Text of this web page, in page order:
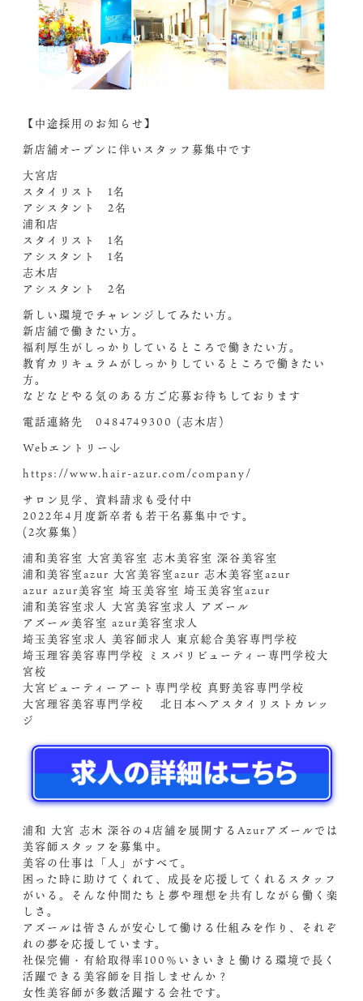
【中途採用のお知らせ】
新店舗オープンに伴いスタッフ募集中です️
大宮店
スタイリスト 1名
アシスタント 2名
浦和店
スタイリスト 1名
アシスタント 1名
志木店
アシスタント 2名
新しい環境でチャレンジしてみたい方。
新店舗で働きたい方。
福利厚生がしっかりしているところで働きたい方。
教育カリキュラムがしっかりしているところで働きたい
方。
などなどやる気のある方ご応募お待ちしております️
電話連絡先 0484749300 (志木店)
Webエントリー↓
https://www.hair-azur.com/company/
サロン見学、資料請求も受付中
2022年4月度新卒者も若干名募集中です。
(2次募集)
浦和美容室 大宮美容室 志木美容室 深谷美容室
浦和美容室azur 大宮美容室azur 志木美容室azur
azur azur美容室 埼玉美容室 埼玉美容室azur
浦和美容室求人 大宮美容室求人 アズール
アズール美容室 azur美容室求人
埼玉美容室求人 美容師求人 東京総合美容専門学校
埼玉理容美容専門学校 ミスパリビューティー専門学校大
宮校
大宮ビューティーアート専門学校 真野美容専門学校
大宮理容美容専門学校 北日本ヘアスタイリストカレッ
ジ
浦和 大宮 志木 深谷の4店舗を展開するAzurアズールでは
美容師スタッフを募集中。
美容の仕事は「人」がすべて。
困った時に助けてくれて、成長を応援してくれるスタッフ
がいる。そんな仲間たちと夢や理想を共有しながら働く楽
しさ。
アズールは皆さんが安心して働ける仕組みを作り、それぞ
れの夢を応援しています。
社保完備・有給取得率100％いきいきと働ける環境で長く
活躍できる美容師を目指しませんか？
女性美容師が多数活躍する会社です。